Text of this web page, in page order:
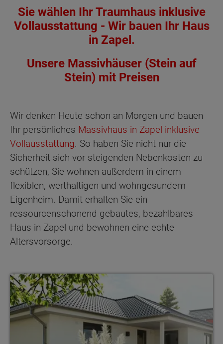
Sie wählen Ihr Traumhaus inklusive
Vollausstattung - Wir bauen Ihr Haus
in Zapel.
Unsere Massivhäuser (Stein auf
Stein) mit Preisen
Wir denken Heute schon an Morgen und bauen
Ihr persönliches Massivhaus in Zapel inklusive
Vollausstattung. So haben Sie nicht nur die
Sicherheit sich vor steigenden Nebenkosten zu
schützen, Sie wohnen außerdem in einem
flexiblen, werthaltigen und wohngesundem
Eigenheim. Damit erhalten Sie ein
ressourcenschonend gebautes, bezahlbares
Haus in Zapel und bewohnen eine echte
Altersvorsorge.
Bungalows